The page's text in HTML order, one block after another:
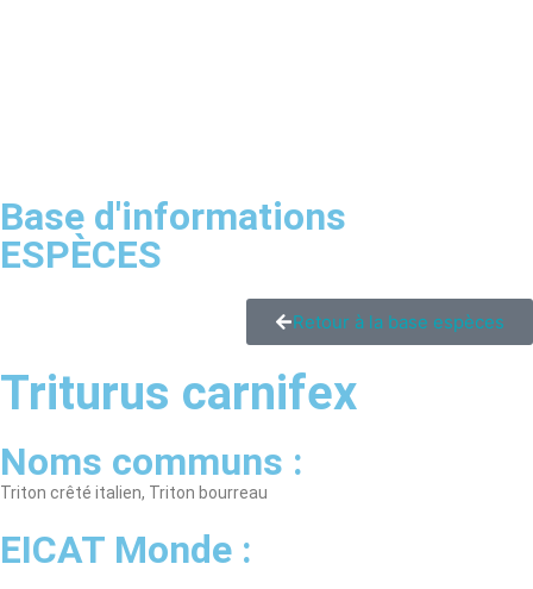
Base d'informations
ESPÈCES
Retour à la base espèces
Triturus carnifex
Noms communs :
Triton crêté italien, Triton bourreau
EICAT Monde :